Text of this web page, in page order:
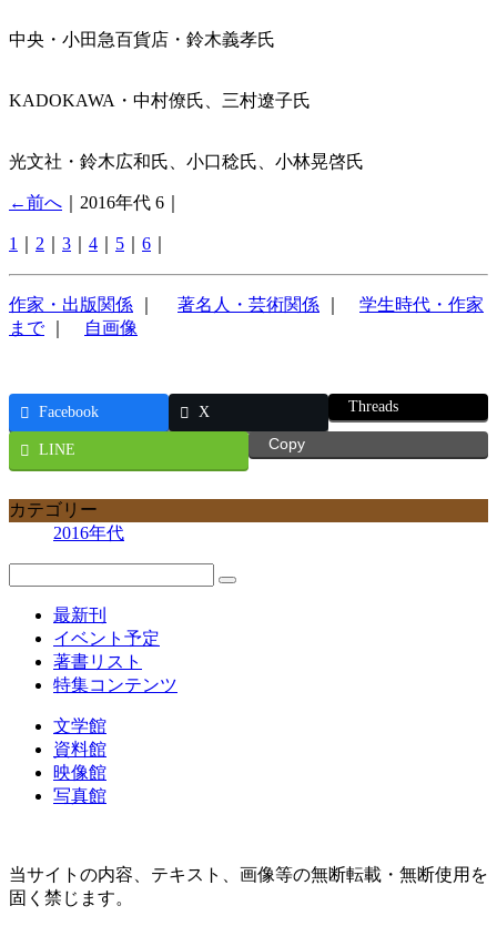
中央・小田急百貨店・鈴木義孝氏
KADOKAWA・中村僚氏、三村遼子氏
光文社・鈴木広和氏、小口稔氏、小林晃啓氏
←前へ ｜2016年代 6｜
1 2 3 4 5 6
作家・出版関係 著名人・芸術関係
学生時代・作家
まで｜ 自画像
Facebook X Threads
LINE Copy
カテゴリー
2016年代
最新刊
イベント予定
著書リスト
特集コンテンツ
文学館
資料館
映像館
写真館
当サイトの内容、テキスト、画像等の無断転載・無断使用を
固く禁じます。